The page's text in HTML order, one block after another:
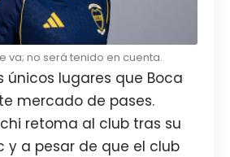
va; no será tenido en cuenta.
únicos lugares que Boca
mercado de pases.
retoma al club tras su
y a pesar de que el club